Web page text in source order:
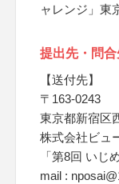
ャレンジ」東
提出先・問合
【送付先】
〒163-0243
東京都新宿区
株式会社ビュ
「第8回 いじ
mail :